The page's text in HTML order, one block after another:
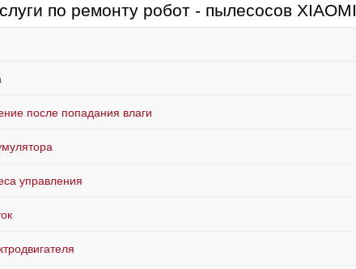
по ремонту робот - пылесосов XIAOMI
после попадания влаги
управления